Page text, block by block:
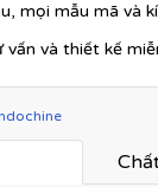
mọi mẫu mã và
và thiết kế